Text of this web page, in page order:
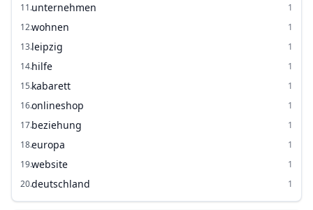
11.unternehmen
1
12.wohnen
1
13.leipzig
1
14.hilfe
1
15.kabarett
1
16.onlineshop
1
17.beziehung
1
18.europa
1
19.website
1
20.deutschland 1